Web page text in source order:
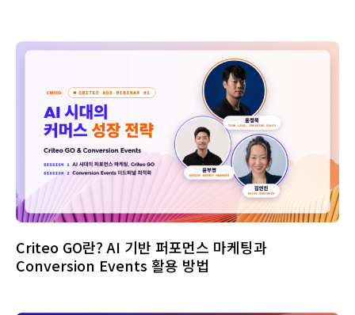
Criteo GO란? AI 기반 퍼포먼스 마케팅과
Conversion Events 활용 방법